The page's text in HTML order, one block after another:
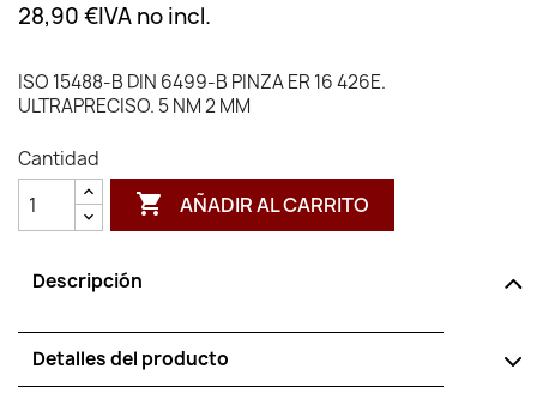
28,90 €IVA no incl.
ISO 15488-B DIN 6499-B PINZA ER 16 426E.
ULTRAPRECISO. 5 NM 2 MM
Cantidad
 AÑADIR AL CARRITO
Descripción
Detalles del producto